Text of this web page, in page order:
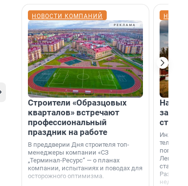
НОВОСТИ КОМПАНИЙ
Строители «Образцовых
кварталов» встречают
профессиональный
праздник на работе
В преддверии Дня строителя топ-
менеджеры компании «СЗ
„Терминал-Ресурс“ — о планах
компании, испытаниях и поводах для
осторожного оптимизма.
На
станции